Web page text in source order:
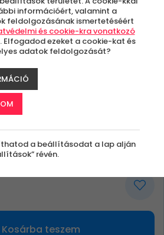
Kosárba teszem
információért, valamint a
feldolgozásának ismertetéséért
és cookie-kra vonatkozó
. Elfogadod ezeket a cookie-kat és
adatok feldolgozását?
a beállításodat a lap alján
révén.